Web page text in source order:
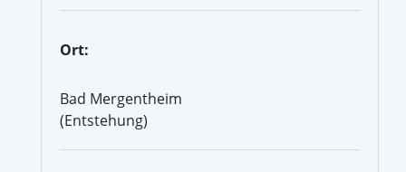
Ort:
Bad Mergentheim
(Entstehung)